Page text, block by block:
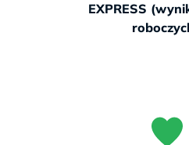
Zamów
EXPRESS